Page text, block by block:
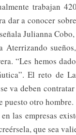
trabajan
dar a conocer
Julianna
Aterrizando
“Les hemos
El reto de
va deben
puesto otro hombre.
las empresas
que sea